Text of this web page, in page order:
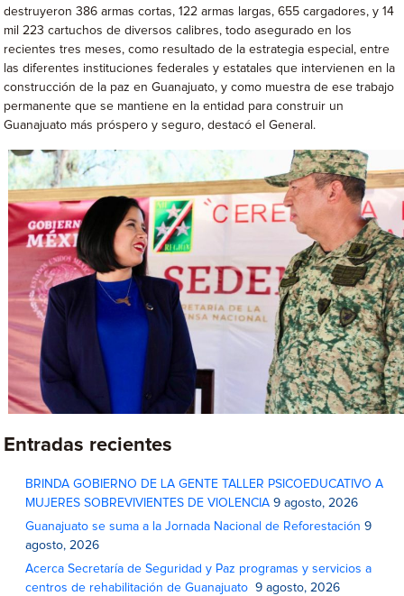
destruyeron 386 armas cortas, 122 armas largas, 655 cargadores, y 14
mil 223 cartuchos de diversos calibres, todo asegurado en los
recientes tres meses, como resultado de la estrategia especial, entre
las diferentes instituciones federales y estatales que intervienen en la
construcción de la paz en Guanajuato, y como muestra de ese trabajo
permanente que se mantiene en la entidad para construir un
Guanajuato más próspero y seguro, destacó el General.
Entradas recientes
BRINDA GOBIERNO DE LA GENTE TALLER PSICOEDUCATIVO A
MUJERES SOBREVIVIENTES DE VIOLENCIA 9 agosto, 2026
Guanajuato se suma a la Jornada Nacional de Reforestación 9
agosto, 2026
Acerca Secretaría de Seguridad y Paz programas y servicios a
centros de rehabilitación de Guanajuato
9 agosto, 2026